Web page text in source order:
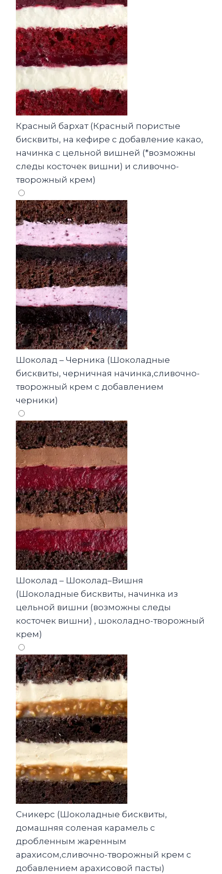
Красный бархат (Красный пористые
бисквиты, на кефире с добавление какао,
начинка с цельной вишней (*возможны
следы косточек вишни) и сливочно-
творожный крем)
Шоколад – Черника (Шоколадные
бисквиты, черничная начинка,сливочно-
творожный крем с добавлением
черники)
Шоколад – Шоколад–Вишня
(Шоколадные бисквиты, начинка из
цельной вишни (возможны следы
косточек вишни) , шоколадно-творожный
крем)
Сникерс (Шоколадные бисквиты,
домашняя соленая карамель с
дробленным жаренным
арахисом,сливочно-творожный крем с
добавлением арахисовой пасты)